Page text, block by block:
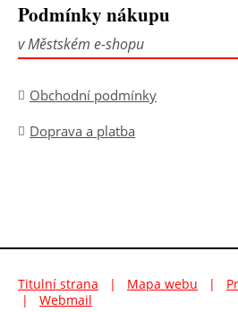
Podmínky nákupu
v Městském e-shopu
Obchodní podmínky
Doprava a platba
Titulní strana | Mapa webu |
| Webmail